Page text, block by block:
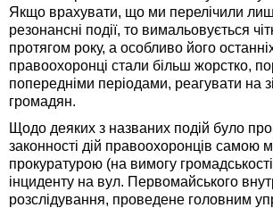
Якщо врахувати, що ми перелічили
резонансні події, то вимальовується
протягом року, а особливо його
правоохоронці стали більш жорстко,
попередніми періодами, реагувати на
громадян.
Щодо деяких з названих подій було
законності дій правоохоронців самою
прокуратурою (на вимогу
інциденту на вул. Первомайського
розслідування, проведене головним